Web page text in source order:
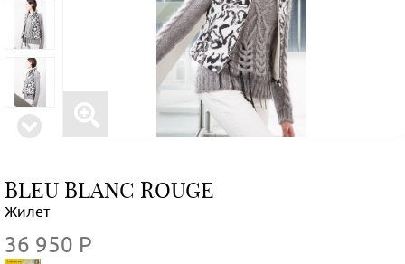
BLEU BLANC ROUGE
Жилет
36 950 Р